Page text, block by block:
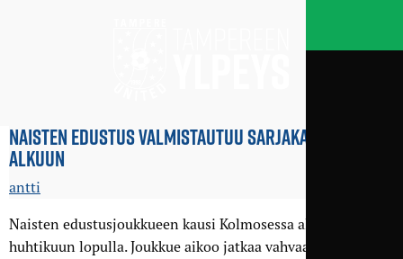
NAISTEN EDUSTUS VALMISTAUTUU SARJA­KAUDEN
ALKUUN
antti
Naisten edustusjoukkueen kausi Kolmosessa alkaa
huhtikuun lopulla. Joukkue aikoo jatkaa vahvaa työtä